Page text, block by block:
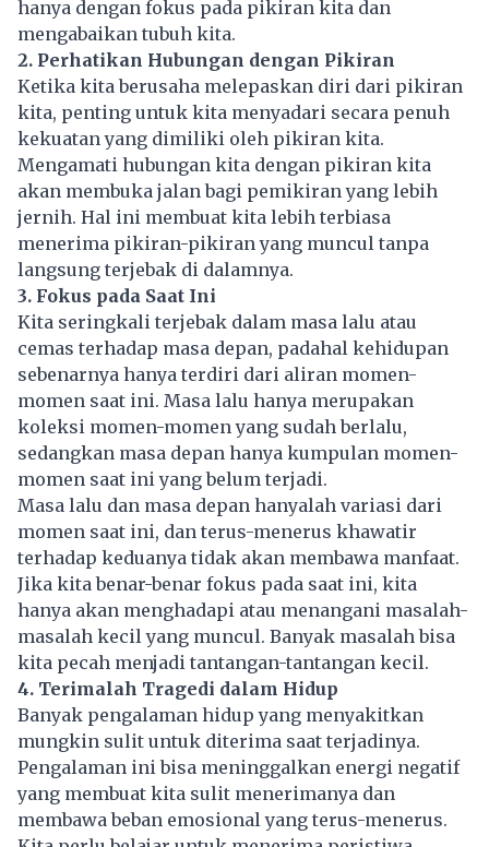
hanya dengan fokus pada pikiran kita dan
mengabaikan tubuh kita.
2. Perhatikan Hubungan dengan Pikiran
Ketika kita berusaha melepaskan diri dari pikiran
kita, penting untuk kita menyadari secara penuh
kekuatan yang dimiliki oleh pikiran kita.
Mengamati hubungan kita dengan pikiran kita
akan membuka jalan bagi pemikiran yang lebih
jernih. Hal ini membuat kita lebih terbiasa
menerima pikiran-pikiran yang muncul tanpa
langsung terjebak di dalamnya.
3. Fokus pada Saat Ini
Kita seringkali terjebak dalam masa lalu atau
cemas terhadap masa depan, padahal kehidupan
sebenarnya hanya terdiri dari aliran momen-
momen saat ini. Masa lalu hanya merupakan
koleksi momen-momen yang sudah berlalu,
sedangkan masa depan hanya kumpulan momen-
momen saat ini yang belum terjadi.
Masa lalu dan masa depan hanyalah variasi dari
momen saat ini, dan terus-menerus khawatir
terhadap keduanya tidak akan membawa manfaat.
Jika kita benar-benar fokus pada saat ini, kita
hanya akan menghadapi atau menangani masalah-
masalah kecil yang muncul. Banyak masalah bisa
kita pecah menjadi tantangan-tantangan kecil.
4. Terimalah Tragedi dalam Hidup
Banyak pengalaman hidup yang menyakitkan
mungkin sulit untuk diterima saat terjadinya.
Pengalaman ini bisa meninggalkan energi negatif
yang membuat kita sulit menerimanya dan
membawa beban emosional yang terus-menerus.